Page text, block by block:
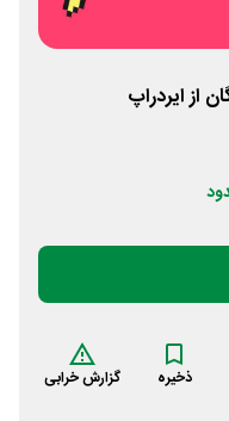
از ایردراپ
ذخیره گزارش خرابی